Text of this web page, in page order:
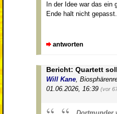
In der Idee war das ein
Ende halt nicht gepasst.
antworten
Bericht: Quartett
Will Kane
01.06.2026, 16:39 (vor